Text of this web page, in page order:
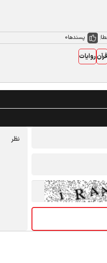
پسندها0
قرآنروایات